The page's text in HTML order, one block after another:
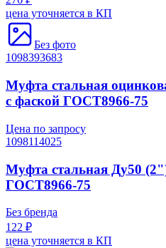
цена уточняется в КП
Без фото
1098393683
Муфта стальная
с фаской ГОСТ8966-75
Цена по запросу
1098114025
Муфта стальная Ду50
ГОСТ8966-75
Без бренда
122 ₽
цена уточняется в КП